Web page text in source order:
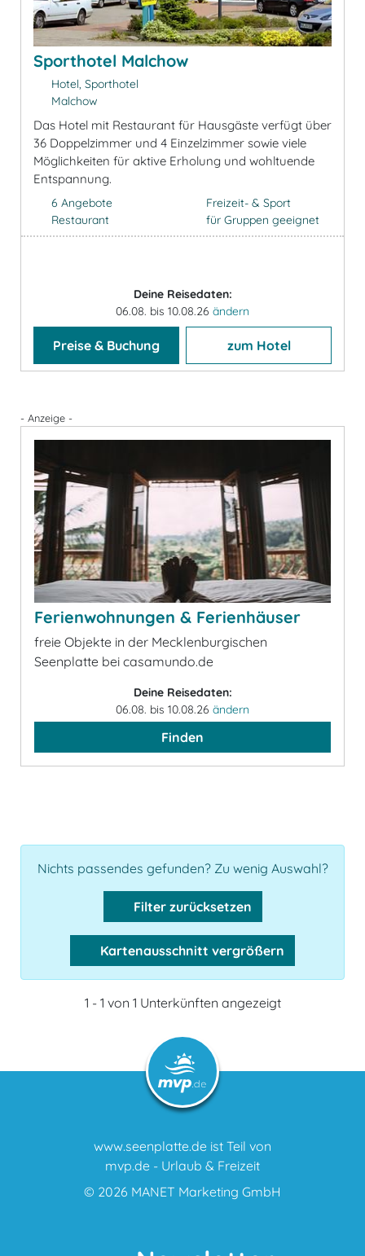
Sporthotel Malchow
Hotel, Sporthotel
Malchow
Das Hotel mit Restaurant für Hausgäste verfügt über
36 Doppelzimmer und 4 Einzelzimmer sowie viele
Möglichkeiten für aktive Erholung und wohltuende
Entspannung.
6 Angebote
Restaurant
Freizeit- & Sport
für Gruppen geeignet
Deine Reisedaten:
06.08. bis 10.08.26 ändern
Preise & Buchung zum Hotel
- Anzeige -
Ferienwohnungen & Ferienhäuser
freie Objekte in der Mecklenburgischen
Seenplatte bei casamundo.de
Deine Reisedaten:
06.08. bis 10.08.26 ändern
Finden
Nichts passendes gefunden? Zu wenig Auswahl?
Filter zurücksetzen
Kartenausschnitt vergrößern
1 - 1 von 1 Unterkünften angezeigt
www.seenplatte.de ist Teil von
mvp.de - Urlaub & Freizeit
© 2026 MANET Marketing GmbH